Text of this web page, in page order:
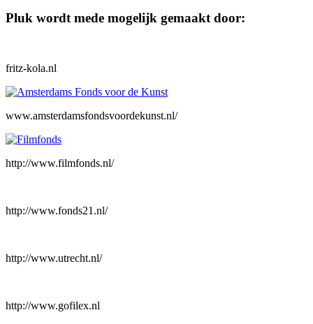
Pluk wordt mede mogelijk gemaakt door:
fritz-kola.nl
www.amsterdamsfondsvoordekunst.nl/
http://www.filmfonds.nl/
http://www.fonds21.nl/
http://www.utrecht.nl/
http://www.gofilex.nl